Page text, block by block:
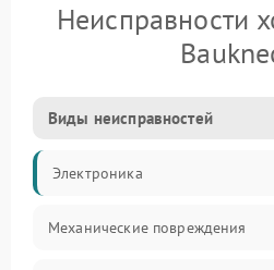
Неисправности
Виды неисправностей
Электроника
Механические повреждения